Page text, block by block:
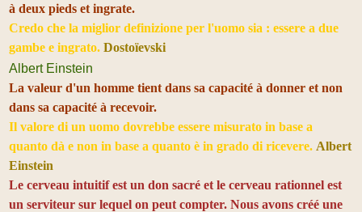
à deux pieds et ingrate.
Credo che la miglior definizione per l'uomo sia : essere a due
gambe e ingrato. Dostoïevski
Albert Einstein
La valeur d'un homme tient dans sa capacité à donner et non
dans sa capacité à recevoir.
Il valore di un uomo dovrebbe essere misurato in base a
quanto dà e non in base a quanto è in grado di ricevere. Albert
Einstein
Le cerveau intuitif est un don sacré et le cerveau rationnel est
un serviteur sur lequel on peut compter. Nous avons créé une